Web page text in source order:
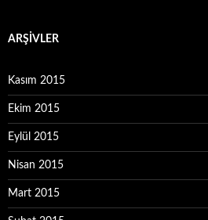
ARŞIVLER
Kasım 2015
Ekim 2015
Eylül 2015
Nisan 2015
Mart 2015